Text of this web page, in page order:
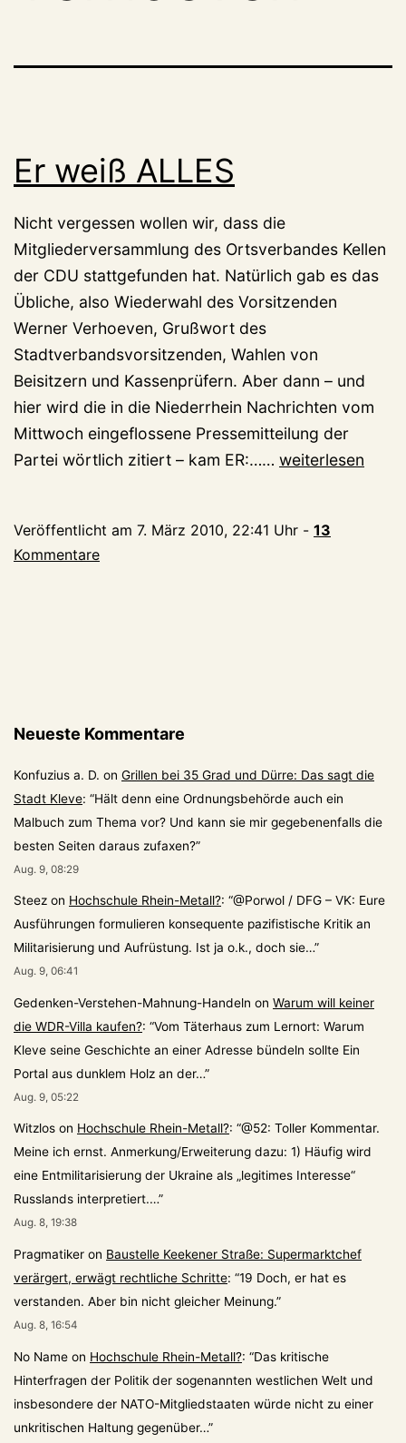
Er weiß ALLES
Nicht vergessen wollen wir, dass die
Mitgliederversammlung des Ortsverbandes Kellen
der CDU stattgefunden hat. Natürlich gab es das
Übliche, also Wiederwahl des Vorsitzenden
Werner Verhoeven, Grußwort des
Stadtverbandsvorsitzenden, Wahlen von
Beisitzern und Kassenprüfern. Aber dann – und
hier wird die in die Niederrhein Nachrichten vom
Mittwoch eingeflossene Pressemitteilung der
Partei wörtlich zitiert – kam ER:…… Er
weiterlesen
Veröffentlicht am 7. März 2010, 22:41 Uhr - 13
Kommentare
Neueste Kommentare
Konfuzius a. D. on Grillen bei 35 Grad und Dürre: Das sagt die
Stadt Kleve: “Hält denn eine Ordnungsbehörde auch ein
Malbuch zum Thema vor? Und kann sie mir gegebenenfalls die
besten Seiten daraus zufaxen?”
Aug. 9, 08:29
Steez on Hochschule Rhein-Metall?: “@Porwol / DFG – VK: Eure
Ausführungen formulieren konsequente pazifistische Kritik an
Militarisierung und Aufrüstung. Ist ja o.k., doch sie…”
Aug. 9, 06:41
Gedenken-Verstehen-Mahnung-Handeln on Warum will keiner
die WDR-Villa kaufen?: “Vom Täterhaus zum Lernort: Warum
Kleve seine Geschichte an einer Adresse bündeln sollte Ein
Portal aus dunklem Holz an der…”
Aug. 9, 05:22
Witzlos on Hochschule Rhein-Metall?: “@52: Toller Kommentar.
Meine ich ernst. Anmerkung/Erweiterung dazu: 1) Häufig wird
eine Entmilitarisierung der Ukraine als „legitimes Interesse“
Russlands interpretiert.…”
Aug. 8, 19:38
Pragmatiker on Baustelle Keekener Straße: Supermarktchef
verärgert, erwägt rechtliche Schritte: “19 Doch, er hat es
verstanden. Aber bin nicht gleicher Meinung.”
Aug. 8, 16:54
No Name on Hochschule Rhein-Metall?: “Das kritische
Hinterfragen der Politik der sogenannten westlichen Welt und
insbesondere der NATO-Mitgliedstaaten würde nicht zu einer
unkritischen Haltung gegenüber…”